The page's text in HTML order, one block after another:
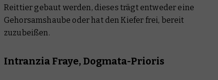
Reittier gebaut werden, dieses trägt entweder eine
Gehorsamshaube oder hat den Kiefer frei, bereit
zuzubeißen.
Intranzia Fraye, Dogmata-Prioris